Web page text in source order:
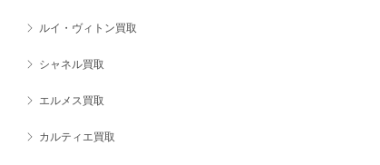
ルイ・ヴィトン買取
シャネル買取
エルメス買取
カルティエ買取